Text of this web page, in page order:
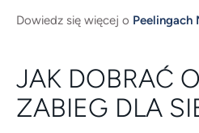
Dowiedz się więcej o Peelingach
JAK DOBRAĆ
ZABIEG DLA